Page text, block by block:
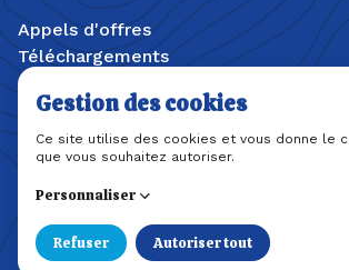
Appels d'offres
Téléchargements
Offres d'emploi / stages
Plan du site
Politique de confidentialité
Une création